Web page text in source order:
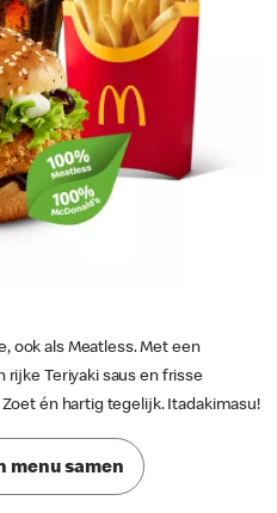
ook als Meatless. Met een
rijke Teriyaki saus en frisse
én hartig tegelijk. Itadakimasu!
menu samen